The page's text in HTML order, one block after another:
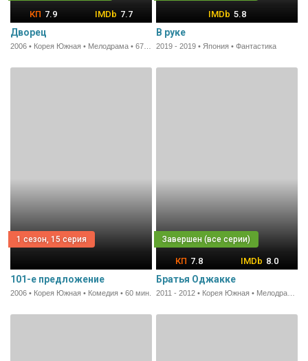
7.9 7.7
Дворец
5.8
В руке
2019 - 2019 • Япония • Фантастика
1 сезон, 15 серия
101-е предложение
2006 • Корея Южная • Комедия • 60 мин.
7.8 8.0
Братья Оджакке
2011 - 2012 • Корея Южная • Мелодрама • 62 мин.